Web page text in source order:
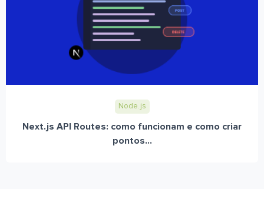
Node.js
Next.js API Routes: como funcionam e como criar
pontos...